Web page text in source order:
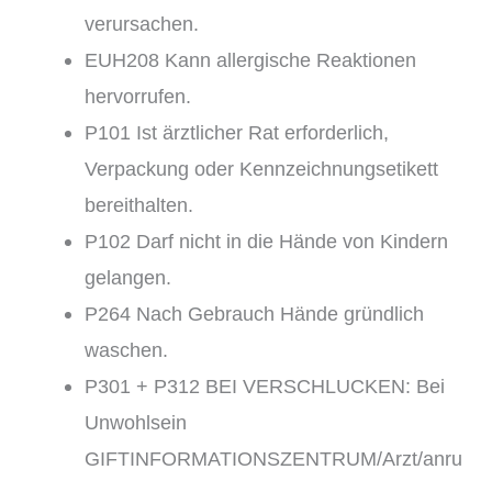
verursachen.
EUH208 Kann allergische Reaktionen
hervorrufen.
P101 Ist ärztlicher Rat erforderlich,
Verpackung oder Kennzeichnungsetikett
bereithalten.
P102 Darf nicht in die Hände von Kindern
gelangen.
P264 Nach Gebrauch Hände gründlich
waschen.
P301 + P312 BEI VERSCHLUCKEN: Bei
Unwohlsein
GIFTINFORMATIONSZENTRUM/Arzt/anru